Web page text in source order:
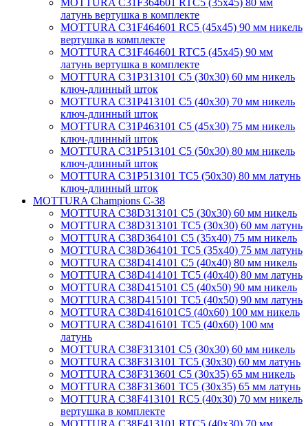
латунь вертушка в комплекте
MOTTURA C31F464601 RC5 (45х45) 90 мм никель
вертушка в комплекте
MOTTURA C31F464601 RTC5 (45х45) 90 мм
латунь вертушка в комплекте
MOTTURA C31P313101 C5 (30х30) 60 мм никель
ключ-длинный шток
MOTTURA C31P413101 C5 (40х30) 70 мм никель
ключ-длинный шток
MOTTURA C31P463101 C5 (45х30) 75 мм никель
ключ-длинный шток
MOTTURA C31P513101 C5 (50х30) 80 мм никель
ключ-длинный шток
MOTTURA C31P513101 TC5 (50х30) 80 мм латунь
ключ-длинный шток
MOTTURA Champions C-38
MOTTURA C38D313101 C5 (30х30) 60 мм никель
MOTTURA C38D313101 TC5 (30х30) 60 мм латунь
MOTTURA C38D364101 C5 (35х40) 75 мм никель
MOTTURA C38D364101 TC5 (35х40) 75 мм латунь
MOTTURA C38D414101 C5 (40х40) 80 мм никель
MOTTURA C38D414101 TC5 (40х40) 80 мм латунь
MOTTURA C38D415101 C5 (40х50) 90 мм никель
MOTTURA C38D415101 TC5 (40х50) 90 мм латунь
MOTTURA C38D416101C5 (40х60) 100 мм никель
MOTTURA C38D416101 TC5 (40х60) 100 мм
латунь
MOTTURA C38F313101 C5 (30х30) 60 мм никель
MOTTURA C38F313101 TC5 (30х30) 60 мм латунь
MOTTURA C38F313601 C5 (30х35) 65 мм никель
MOTTURA C38F313601 TC5 (30х35) 65 мм латунь
MOTTURA C38F413101 RC5 (40х30) 70 мм никель
вертушка в комплекте
MOTTURA C38F413101 RTC5 (40х30) 70 мм